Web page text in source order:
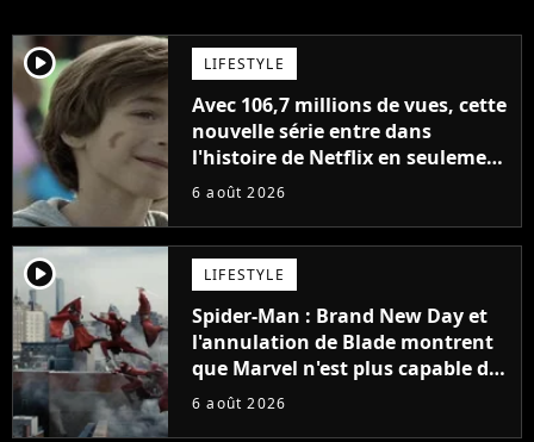
player2 LIFESTYLE
Avec 106,7 millions de vues, cette
nouvelle série entre dans
l'histoire de Netflix en seulement
48 jours
6 août 2026
player2 LIFESTYLE
Spider-Man : Brand New Day et
l'annulation de Blade montrent
que Marvel n'est plus capable de
faire quoi que ce soit de simple
6 août 2026